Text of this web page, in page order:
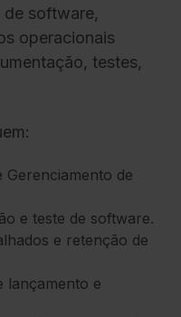
de software,
operacionais
testes,
de
e teste de software.
e retenção de
lançamento e